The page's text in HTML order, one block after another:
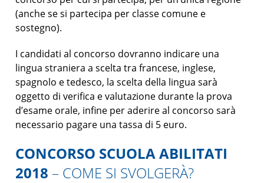
(anche se si partecipa per classe comune e
sostegno).
I candidati al concorso dovranno indicare una
lingua straniera a scelta tra francese, inglese,
spagnolo e tedesco, la scelta della lingua sarà
oggetto di verifica e valutazione durante la prova
d’esame orale, infine per aderire al concorso sarà
necessario pagare una tassa di 5 euro.
CONCORSO SCUOLA ABILITATI
2018 – COME SI SVOLGERÀ?